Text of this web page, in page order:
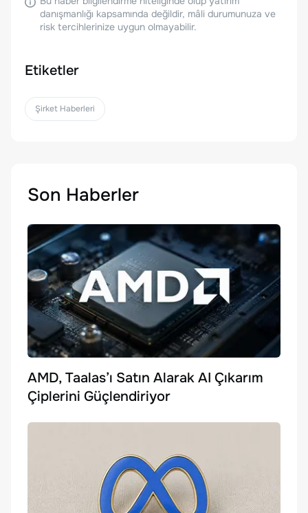
danışmanlığı kapsamında değildir, mâli durumunuza ve
risk tercihlerinize uygun olmayabilir.
Etiketler
Şirket Haberleri
Son Haberler
AMD, Taalas’ı Satın Alarak AI Çıkarım
Çiplerini Güçlendiriyor